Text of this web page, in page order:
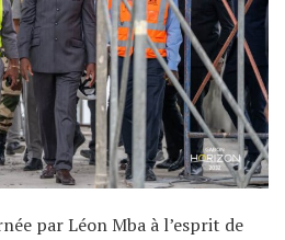
par Léon Mba à l’esprit de